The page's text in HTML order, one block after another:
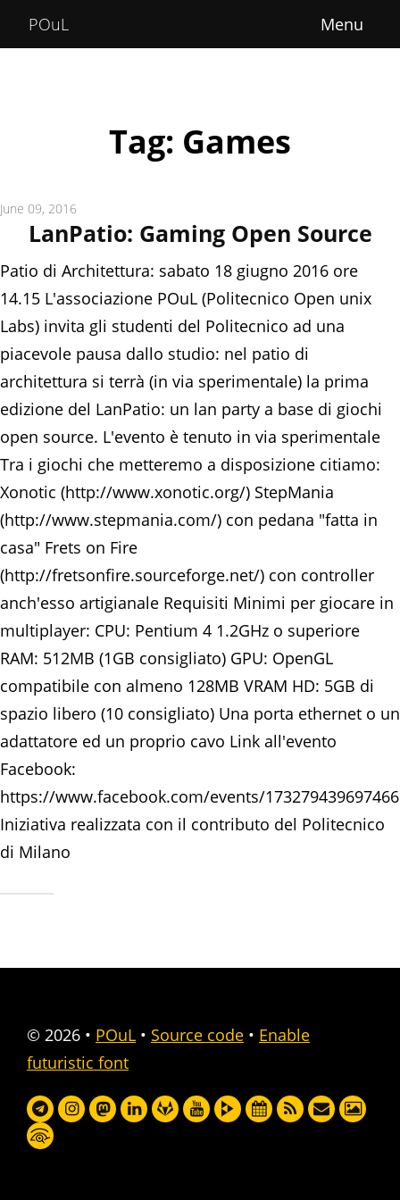
POuL
Home
POuLimpiadiTag: Games
June 09, 2016
LanPatio: Gaming Open Source
Patio di Architettura: sabato 18 giugno 2016 ore
14.15 L'associazione POuL (Politecnico Open unix
Labs) invita gli studenti del Politecnico ad una
piacevole pausa dallo studio: nel patio di
architettura si terrà (in via sperimentale) la prima
edizione del LanPatio: un lan party a base di giochi
open source. L'evento è tenuto in via sperimentale
Tra i giochi che metteremo a disposizione citiamo:
Xonotic (http://www.xonotic.org/) StepMania
(http://www.stepmania.com/) con pedana "fatta in
casa" Frets on Fire
(http://fretsonfire.sourceforge.net/) con controller
anch'esso artigianale Requisiti Minimi per giocare in
multiplayer: CPU: Pentium 4 1.2GHz o superiore
RAM: 512MB (1GB consigliato) GPU: OpenGL
compatibile con almeno 128MB VRAM HD: 5GB di
spazio libero (10 consigliato) Una porta ethernet o un
adattatore ed un proprio cavo Link all'evento
Facebook:
https://www.facebook.com/events/
Iniziativa realizzata con il contributo del Politecnico
di Milano
© 2026 • POuL • Source code • Enable
futuristic font